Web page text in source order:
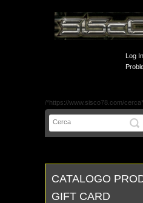
/*https://www.sisco78.com/
Log In
CATALOGO
GIFT CARD